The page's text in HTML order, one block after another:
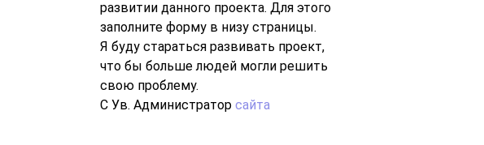
развитии данного проекта. Для этого
заполните форму в низу страницы.
Я буду стараться развивать проект,
что бы больше людей могли решить
свою проблему.
С Ув. Администратор сайта